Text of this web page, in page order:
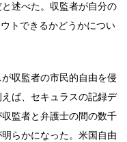
述べた。収監者が自分の
トできるかどうかについ
収監者の市民的自由を侵
ば、セキュラスの記録デ
監者と弁護士の間の数千
らかになった。米国自由